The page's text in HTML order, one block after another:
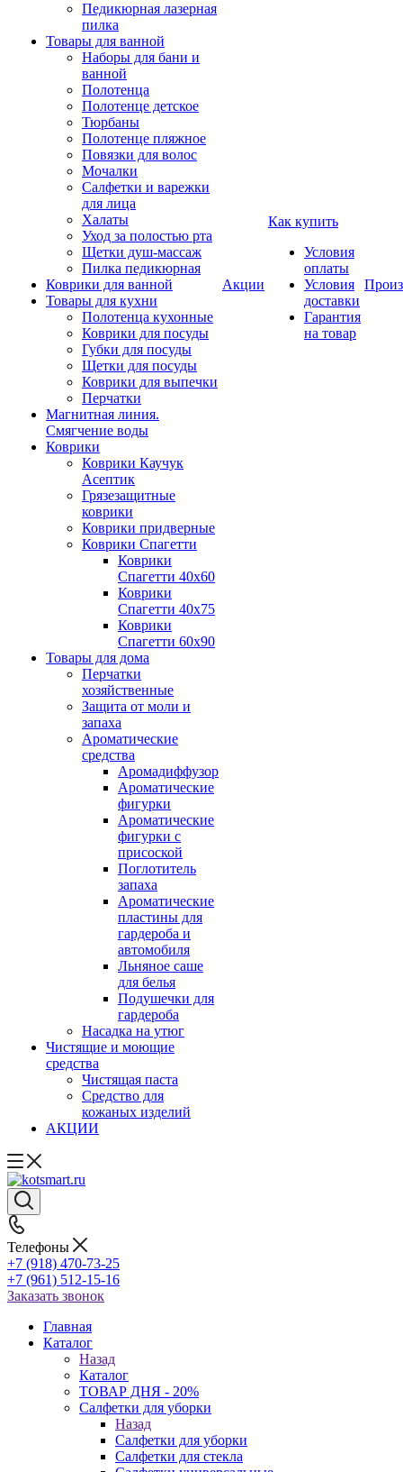
Педикюрная лазерная
пилка
Товары для ванной
Наборы для бани и
ванной
Полотенца
Полотенце детское
Тюрбаны
Полотенце пляжное
Повязки для волос
Мочалки
Салфетки и варежки
для лица
Халаты
Уход за полостью рта
Щетки душ-массаж
Пилка педикюрная
Коврики для ванной
Товары для кухни
Полотенца кухонные
Коврики для посуды
Губки для посуды
Щетки для посуды
Коврики для выпечки
Перчатки
Магнитная линия.
Смягчение воды
Коврики
Коврики Каучук
Асептик
Грязезащитные
коврики
Коврики придверные
Коврики Спагетти
Коврики
Спагетти 40х60
Коврики
Спагетти 40х75
Коврики
Спагетти 60х90
Товары для дома
Перчатки
хозяйственные
Защита от моли и
запаха
Ароматические
средства
Аромадиффузор
Ароматические
фигурки
Ароматические
фигурки с
присоской
Поглотитель
запаха
Ароматические
пластины для
гардероба и
автомобиля
Льняное саше
для белья
Подушечки для
гардероба
Насадка на утюг
Чистящие и моющие
средства
Чистящая паста
Средство для
кожаных изделий
АКЦИИ
Акции
Как купить
Условия
оплаты
Условия
доставки
Гарантия
на товар
Телефоны
+7 (918) 470-73-25
+7 (961) 512-15-16
Заказать звонок
Главная
Каталог
Назад
Каталог
ТОВАР ДНЯ - 20%
Салфетки для уборки
Назад
Салфетки для уборки
Салфетки для стекла